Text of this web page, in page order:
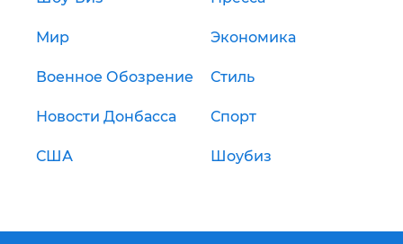
Мир Экономика
Военное Обозрение Стиль
Новости Донбасса Спорт
США Шоубиз